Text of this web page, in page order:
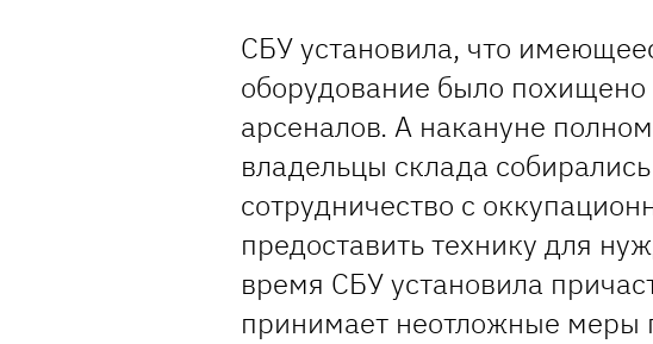
СБУ установила, что
оборудование было
арсеналов. А накануне
владельцы склада
сотрудничество с
предоставить технику для
время СБУ установила
принимает неотложные меры